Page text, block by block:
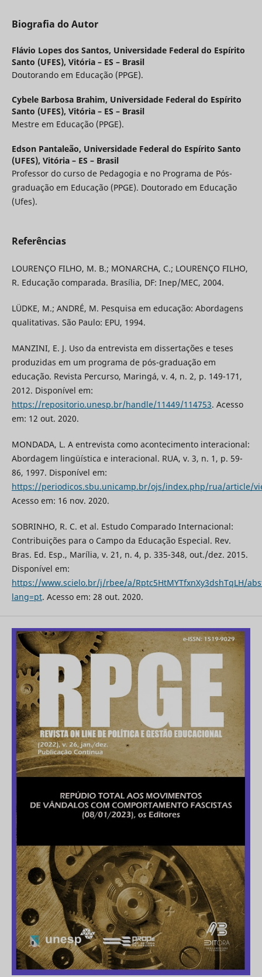
Biografia do Autor
Flávio Lopes dos Santos, Universidade Federal do Espírito
Santo (UFES), Vitória – ES – Brasil
Doutorando em Educação (PPGE).
Cybele Barbosa Brahim, Universidade Federal do Espírito
Santo (UFES), Vitória – ES – Brasil
Mestre em Educação (PPGE).
Edson Pantaleão, Universidade Federal do Espírito Santo
(UFES), Vitória – ES – Brasil
Professor do curso de Pedagogia e no Programa de Pós-
graduação em Educação (PPGE). Doutorado em Educação
(Ufes).
Referências
LOURENÇO FILHO, M. B.; MONARCHA, C.; LOURENÇO FILHO,
R. Educação comparada. Brasília, DF: Inep/MEC, 2004.
LÜDKE, M.; ANDRÉ, M. Pesquisa em educação: Abordagens
qualitativas. São Paulo: EPU, 1994.
MANZINI, E. J. Uso da entrevista em dissertações e teses
produzidas em um programa de pós-graduação em
educação. Revista Percurso, Maringá, v. 4, n. 2, p. 149-171,
2012. Disponível em:
https://repositorio.unesp.br/handle/11449/114753. Acesso
em: 12 out. 2020.
MONDADA, L. A entrevista como acontecimento interacional:
Abordagem lingüística e interacional. RUA, v. 3, n. 1, p. 59-
86, 1997. Disponível em:
https://periodicos.sbu.unicamp.br/ojs/index.php/rua/article/
Acesso em: 16 nov. 2020.
SOBRINHO, R. C. et al. Estudo Comparado Internacional:
Contribuições para o Campo da Educação Especial. Rev.
Bras. Ed. Esp., Marília, v. 21, n. 4, p. 335-348, out./dez. 2015.
Disponível em:
https://www.scielo.br/j/rbee/a/Rptc5HtMYTfxnXy3dshTqLH/
lang=pt. Acesso em: 28 out. 2020.